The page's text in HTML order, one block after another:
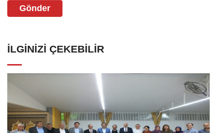
Gönder
İLGINIZI ÇEKEBILIR